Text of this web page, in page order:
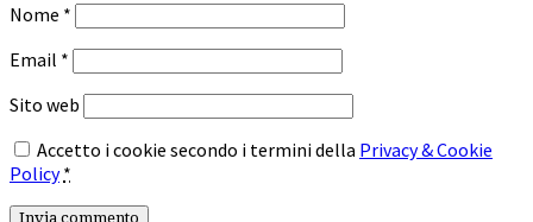
Nome *
Email *
Sito web
Accetto i cookie secondo i termini della Privacy & Cookie
Policy *